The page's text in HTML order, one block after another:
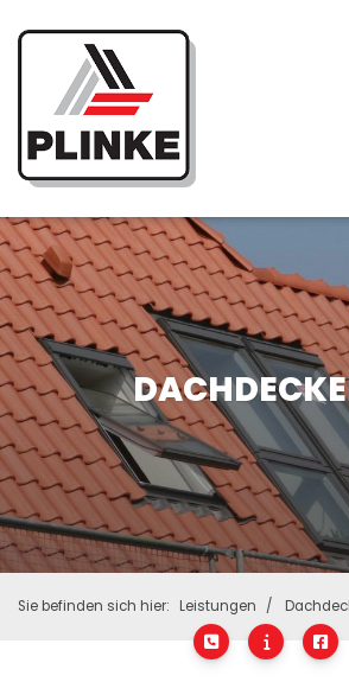
Sie befinden sich hier: Leistungen